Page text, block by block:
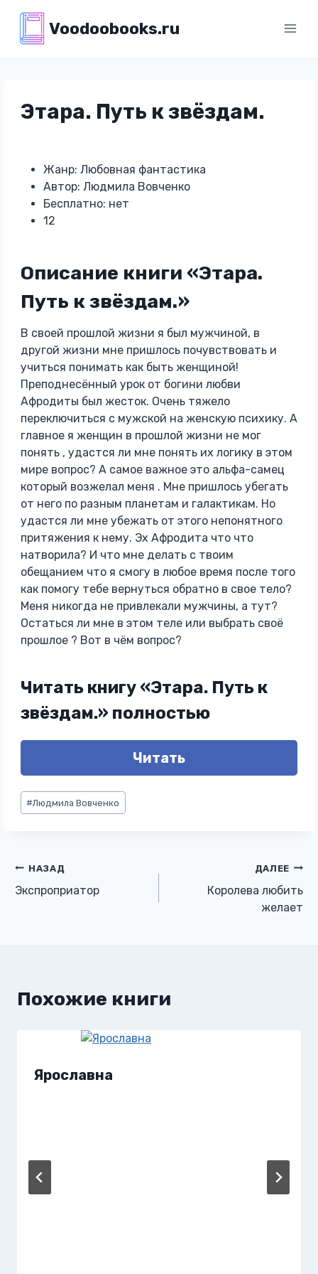
содержимому
Voodoobooks.ru
Этара. Путь к звёздам.
Жанр: Любовная фантастика
Автор: Людмила Вовченко
Бесплатно: нет
12
Описание книги «Этара.
Путь к звёздам.»
В своей прошлой жизни я был мужчиной, в
другой жизни мне пришлось почувствовать и
учиться понимать как быть женщиной!
Преподнесённый урок от богини любви
Афродиты был жесток. Очень тяжело
переключиться с мужской на женскую психику. А
главное я женщин в прошлой жизни не мог
понять , удастся ли мне понять их логику в этом
мире вопрос? А самое важное это альфа-самец
который возжелал меня . Мне пришлось убегать
от него по разным планетам и галактикам. Но
удастся ли мне убежать от этого непонятного
притяжения к нему. Эх Афродита что что
натворила? И что мне делать с твоим
обещанием что я смогу в любое время после того
как помогу тебе вернуться обратно в свое тело?
Меня никогда не привлекали мужчины, а тут?
Остаться ли мне в этом теле или выбрать своё
прошлое ? Вот в чём вопрос?
Читать книгу «Этара. Путь к
звёздам.» полностью
Читать
Метки
записи:
#Людмила Вовченко
Навигация
по
НАЗАД
Экспроприатор
ДАЛЕЕ
Королева любить
желает
Похожие книги
Ярославна